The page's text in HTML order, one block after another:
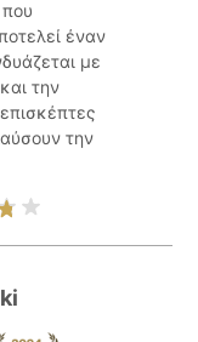
έναν
με
την
την